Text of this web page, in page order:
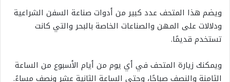
ويضم هذا المتحف عدد كبير من أدوات صناعة السفن الشراعية
ودلالات على المهن والصناعات الخاصة بالبحر والتي كانت
تستخدم قديمًا.
ويمكنك زيارة المتحف في أي يوم من أيام الأسبوع من الساعة
الثامنة والنصف صباحًا، وحتى الساعة الثانية عشر ونصف مساءً.